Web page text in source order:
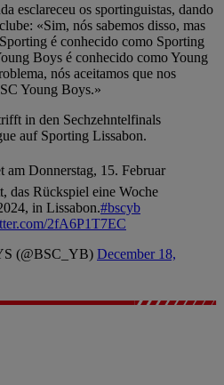
esclareceu os sportinguistas, dando
«Sim, nós sabemos disso, mas
é conhecido como Sporting
Boys é conhecido como Young
nós aceitamos que nos
Young Boys.»
in den Sechzehntelfinals
auf Sporting Lissabon.
Donnerstag, 15. Februar
das Rückspiel eine Woche
in Lissabon.#bscyb
2fA6P1T7EC
(@BSC_YB) December 18,